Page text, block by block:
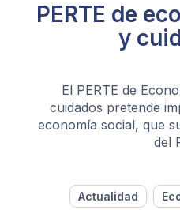
PERTE de
y
El PERTE de
cuidados pretende
economía social, que
del
Actualidad